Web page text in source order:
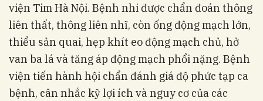
viện Tim Hà Nội. Bệnh nhi được chẩn đoán thông
liên thất, thông liên nhĩ, còn ống động mạch lớn,
thiểu sản quai, hẹp khít eo động mạch chủ, hở
van ba lá và tăng áp động mạch phổi nặng. Bệnh
viện tiến hành hội chẩn đánh giá độ phức tạp ca
bệnh, cân nhắc kỹ lợi ích và nguy cơ của các